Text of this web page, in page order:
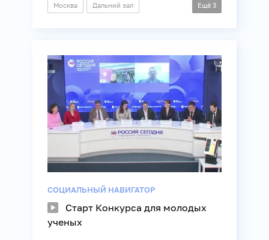
Москва Дальний зал Ещё 3
СОЦИАЛЬНЫЙ НАВИГАТОР
Старт Конкурса для молодых
ученых